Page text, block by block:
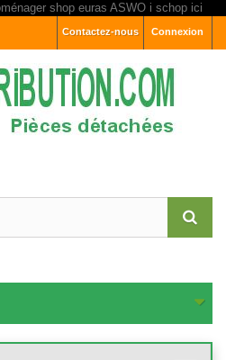
Connexion
Contactez-nous